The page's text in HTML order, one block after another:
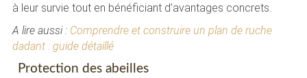
à leur survie tout en bénéficiant d’avantages concrets.
A lire aussi : Comprendre et construire un plan de ruche
dadant : guide détaillé
Protection des abeilles